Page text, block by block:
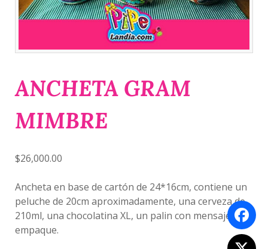
ANCHETA GRAM
MIMBRE
$26,000.00
Ancheta en base de cartón de 24*16cm, contiene un
peluche de 20cm aproximadamente, una cerveza de
210ml, una chocolatina XL, un palin con mensaje y
empaque.